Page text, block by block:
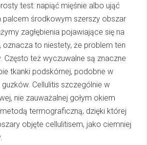
test: napiąć mięśnie albo ująć
palcem środkowym szerszy obszar
zagłębienia pojawiające się na
oznacza to niestety, że problem ten
Często też wyczuwalne są znaczne
tkanki podskórnej, podobne w
Cellulitis szczególnie w
nie zauważalnej gołym okiem
termograficzną, dzięki której
objęte cellulitisem, jako ciemniej